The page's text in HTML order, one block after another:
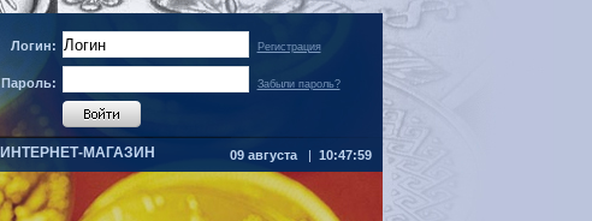
Логин: Регистрация
Пароль: Забыли пароль?
ИНТЕРНЕТ-МАГАЗИН 09 августа | 10:47:59